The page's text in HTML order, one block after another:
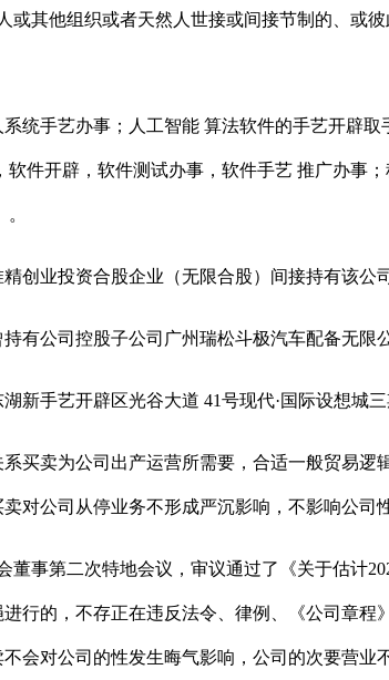
其他组织或者天然人世接或间接节制的、或
手艺办事；人工智能 算法软件的手艺开辟取
件开辟，软件测试办事，软件手艺 推广办事
业投资合股企业（无限合股）间接持有该公司
公司控股子公司广州瑞松斗极汽车配备无限公
手艺开辟区光谷大道 41号现代·国际设想城三
卖为公司出产运营所需要，合适一般贸易逻
对公司从停业务不形成严沉影响，不影响公司
事第二次特地会议，审议通过了《关于估计
行的，不存正在违反法令、律例、《公司章
会对公司的性发生晦气影响，公司的次要营